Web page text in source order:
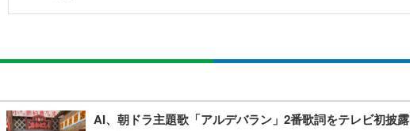
AI、朝ドラ主題歌「アルデバラン」2番歌詞をテレビ初披露